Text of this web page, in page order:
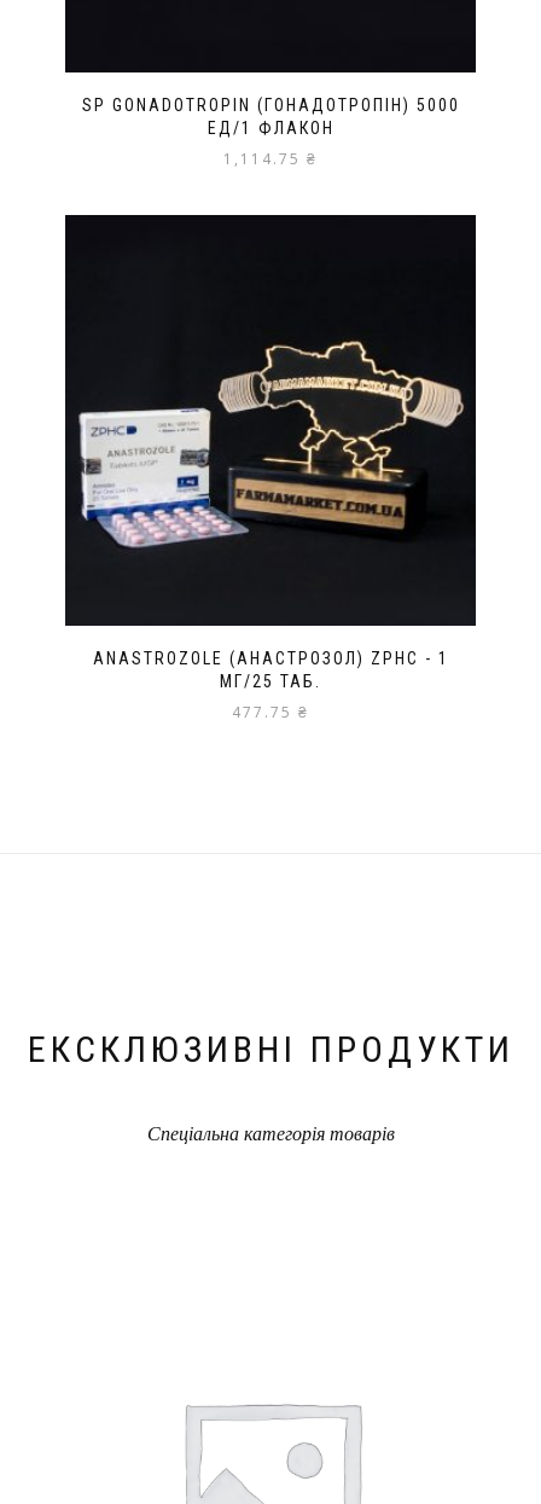
SP GONADOTROPIN (ГОНАДОТРОПІН) 5000
ЕД/1 ФЛАКОН
1,114.75 ₴
ANASTROZOLE (АНАСТРОЗОЛ) ZPHC - 1
МГ/25 ТАБ.
477.75 ₴
ЕКСКЛЮЗИВНІ ПРОДУКТИ
Спеціальна категорія товарів